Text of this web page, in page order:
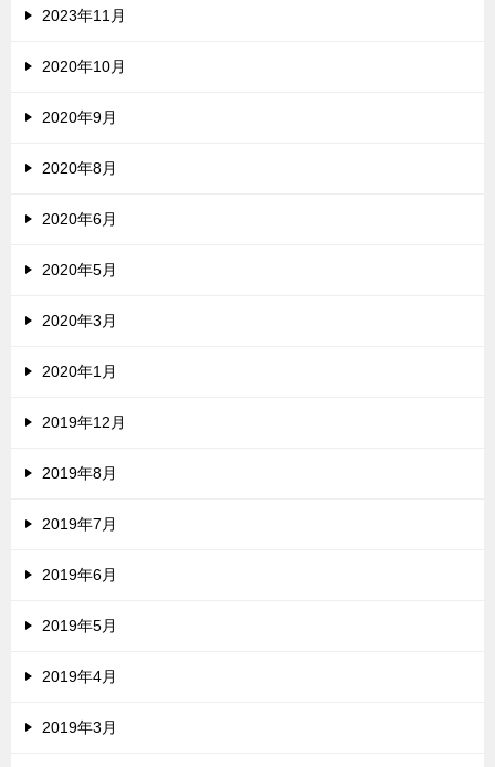
2023年11月
2020年10月
2020年9月
2020年8月
2020年6月
2020年5月
2020年3月
2020年1月
2019年12月
2019年8月
2019年7月
2019年6月
2019年5月
2019年4月
2019年3月